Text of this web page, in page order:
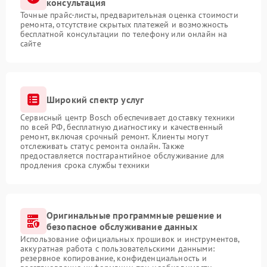
консультация
Точные прайс-листы, предварительная оценка стоимости
ремонта, отсутствие скрытых платежей и возможность
бесплатной консультации по телефону или онлайн на
сайте
Широкий спектр услуг
Сервисный центр Bosch обеспечивает доставку техники
по всей РФ, бесплатную диагностику и качественный
ремонт, включая срочный ремонт. Клиенты могут
отслеживать статус ремонта онлайн. Также
предоставляется постгарантийное обслуживание для
продления срока службы техники
Оригинальные программные решение и
безопасное обслуживание данных
Использование официальных прошивок и инструментов,
аккуратная работа с пользовательскими данными:
резервное копирование, конфиденциальность и